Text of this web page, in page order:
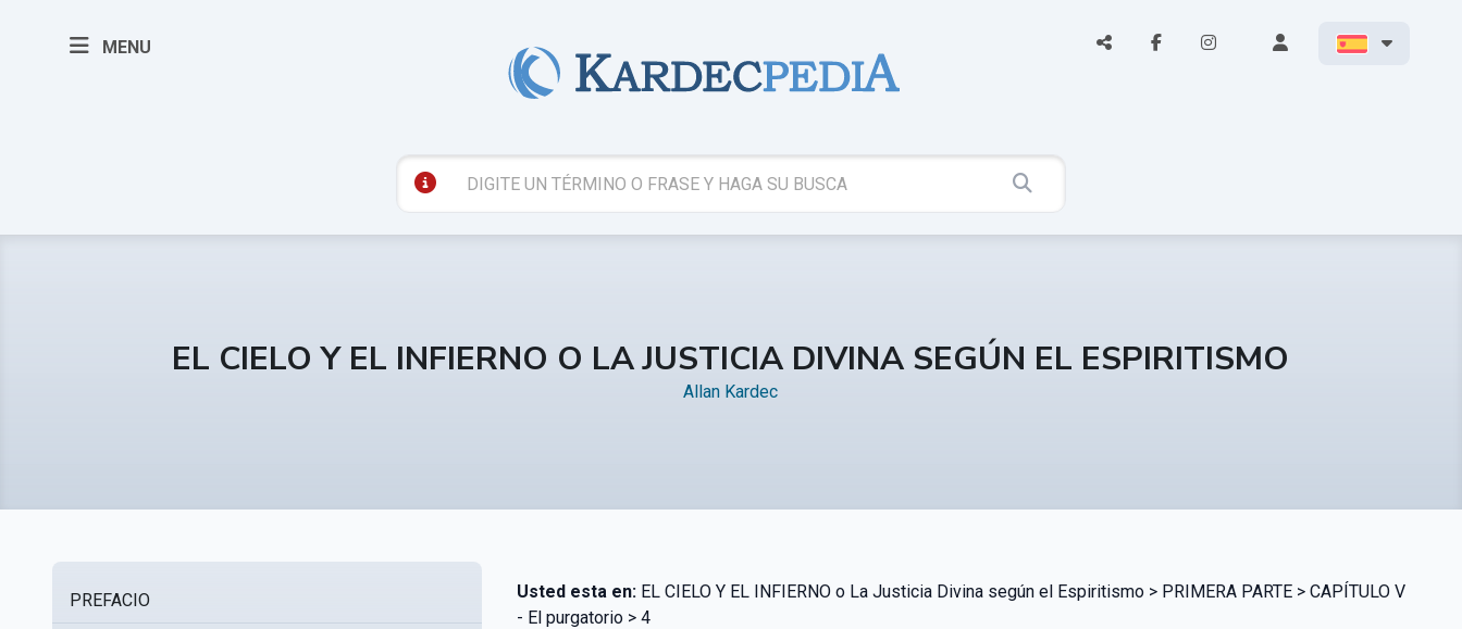
MENU
EL CIELO Y EL INFIERNO O LA JUSTICIA DIVINA SEGÚN EL ESPIRITISMO
Allan Kardec
PREFACIO Usted esta en:EL CIELO Y EL INFIERNO o La Justicia Divina según el Espiritismo > PRIMERA PARTE > CAPÍTULO V
- El purgatorio > 4